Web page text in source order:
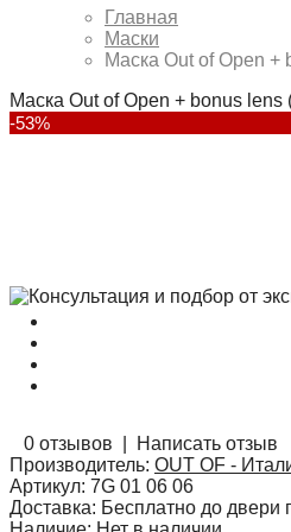
Главная
Маски
Маска Out of Open +
Маска Out of Open + bonus lens
-53%
0 отзывов
Написать отзыв
Производитель: OUT OF -
Артикул: 7G 01 06 06
Доставка: Бесплатно до двери